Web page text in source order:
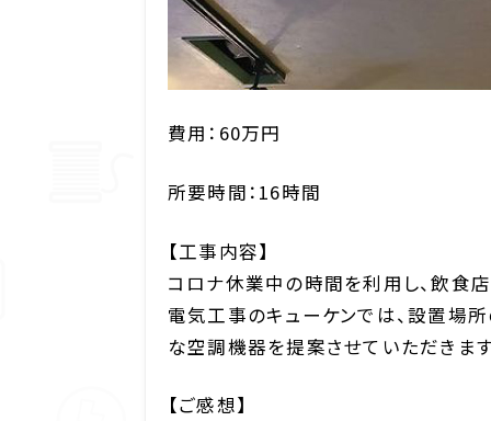
費用：60万円
所要時間：16時間
【工事内容】
コロナ休業中の時間を利用し、飲食
電気工事のキューケンでは、設置場
な空調機器を提案させていただきます
【ご感想】